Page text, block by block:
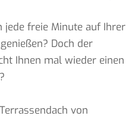
jede freie Minute auf Ihrer
Doch der
Ihnen mal wieder einen
von